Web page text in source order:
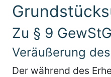
Zu § 9 GewStG
Veräußerung
Der während des